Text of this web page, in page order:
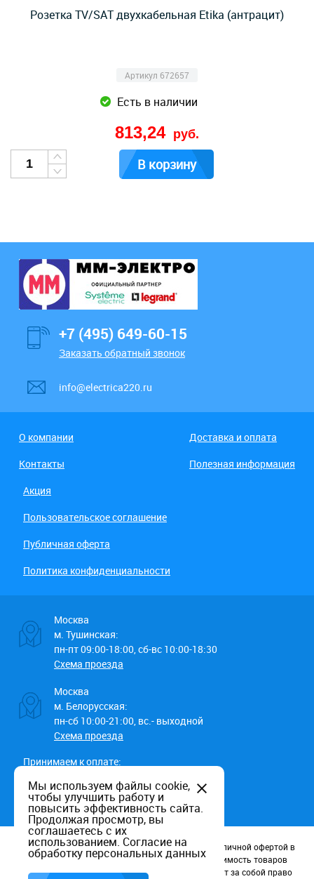
Розетка TV/SAT двухкабельная Etika (антрацит)
Артикул 672657
Есть в наличии
813,24 руб.
В корзину
+7 (495) 649-60-15
Заказать обратный звонок
info@electrica220.ru
О компании
Доставка и оплата
Контакты
Полезная информация
Акция
Пользовательское соглашение
Публичная оферта
Политика конфиденциальности
Москва
м. Тушинская:
пн-пт 09:00-18:00, сб-вс 10:00-18:30
Схема проезда
Москва
м. Белорусская:
пн-сб 10:00-21:00, вс.- выходной
Схема проезда
Принимаем к оплате:
Данный информационный ресурс не является публичной офертой в
соотв. со статьей 437 (п.2) ГК РФ. Наличие и стоимость товаров
уточняйте по телефону. Производители оставляют за собой право
Мы используем файлы cookie,
чтобы улучшить работу и
повысить эффективность сайта.
Продолжая просмотр, вы
соглашаетесь с их
использованием. Согласие на
обработку персональных данных